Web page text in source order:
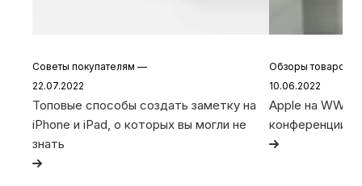
Советы покупателям —
22.07.2022
Топовые способы создать заметку на
iPhone и iPad, о которых вы могли не
знать
Обзоры товаров
10.06.2022
Apple на
конференции